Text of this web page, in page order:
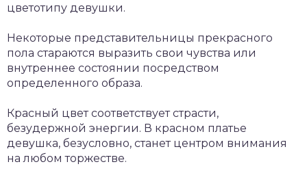
цветотипу девушки.
Некоторые представительницы прекрасного
пола стараются выразить свои чувства или
внутреннее состоянии посредством
определенного образа.
Красный цвет соответствует страсти,
безудержной энергии. В красном платье
девушка, безусловно, станет центром внимания
на любом торжестве.